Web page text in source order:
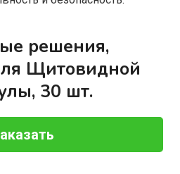
решения,
Щитовидной
30 шт.